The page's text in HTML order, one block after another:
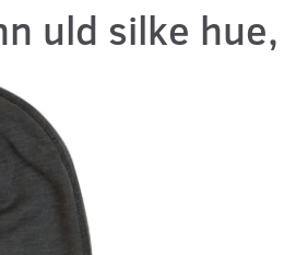
uld silke